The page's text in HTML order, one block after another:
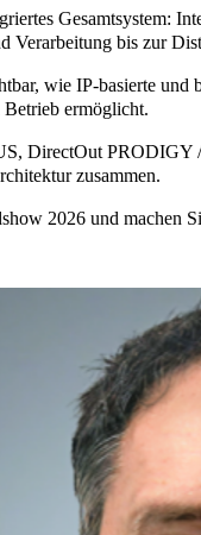
Gesamtsystem:
Verarbeitung bis zur
wie IP-basierte
Betrieb ermöglicht.
, DirectOut PRODIGY
zusammen.
2026 und machen